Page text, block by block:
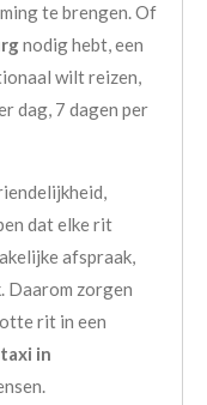
te brengen. Of
nodig hebt, een
wilt reizen,
dag, 7 dagen per
dat elke rit
afspraak,
Daarom zorgen
rit in een
taxi in